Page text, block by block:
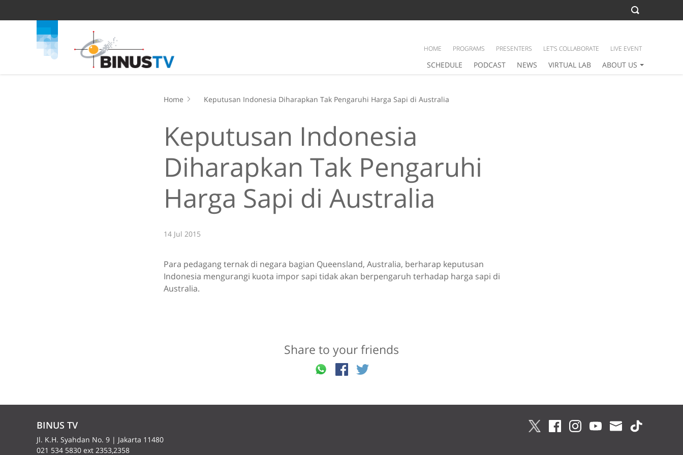
SCHEDULE PODCAST NEWS VIRTUAL LAB ABOUT US
HOME PROGRAMS PRESENTERS LET’S COLLABORATE LIVE EVENT
Home Keputusan Indonesia Diharapkan Tak Pengaruhi Harga Sapi di Australia
Keputusan Indonesia
Diharapkan Tak Pengaruhi
Harga Sapi di Australia
14 Jul 2015
Para pedagang ternak di negara bagian Queensland, Australia, berharap keputusan
Indonesia mengurangi kuota impor sapi tidak akan berpengaruh terhadap harga sapi di
Australia.
Share to your friends
BINUS TV
Jl. K.H. Syahdan No. 9 | Jakarta 11480
021 534 5830 ext 2353,2358